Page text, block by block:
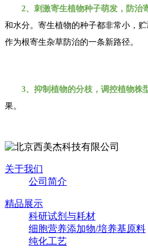
2、刺激寄生植物种子萌发，防治
和水分。寄生植物的种子都非常小，
作为根寄生杂草防治的一条新路径。
3、抑制植物的分枝，调控植物株
果。
关于我们
公司简介
精品展示
科研试剂与耗材
细胞营养添加物/培养基原料
纯化工艺